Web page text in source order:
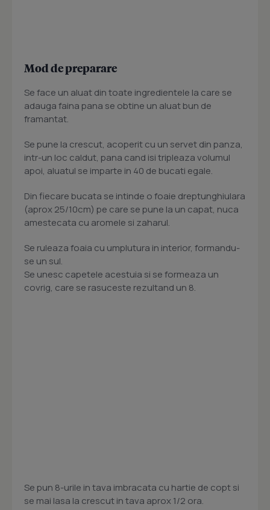
Mod de preparare
Se face un aluat din toate ingredientele la care se
adauga faina pana se obtine un aluat bun de
framantat.
Se pune la crescut, acoperit cu un servet din panza,
intr-un loc caldut, pana cand isi tripleaza volumul
apoi, aluatul se imparte in 40 de bucati egale.
Din fiecare bucata se intinde o foaie dreptunghiulara
(aprox 25/10cm) pe care se pune la un capat, nuca
amestecata cu aromele si zaharul.
Se ruleaza foaia cu umplutura in interior, formandu-
se un sul.
Se unesc capetele acestuia si se formeaza un
covrig, care se rasuceste rezultand un 8.
Se pun 8-urile in tava imbracata cu hartie de copt si
se mai lasa la crescut in tava aprox 1/2 ora.